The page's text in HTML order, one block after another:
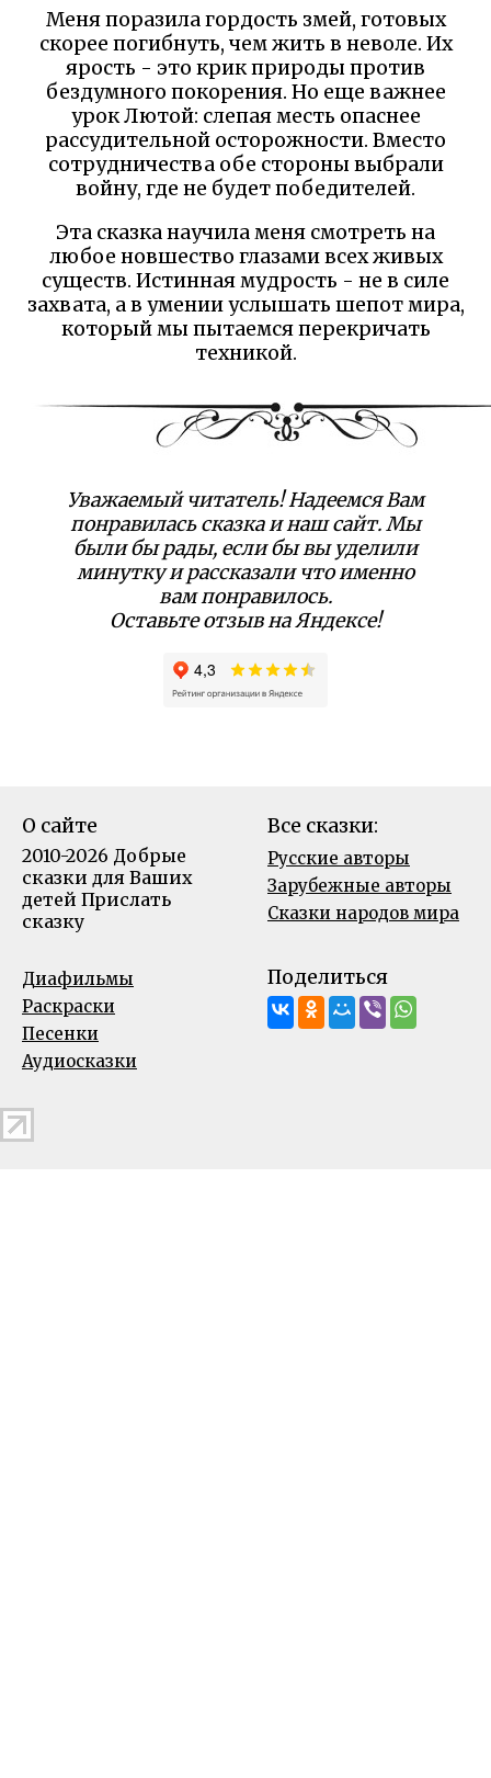
Меня поразила гордость змей, готовых
скорее погибнуть, чем жить в неволе. Их
ярость - это крик природы против
бездумного покорения. Но еще важнее
урок Лютой: слепая месть опаснее
рассудительной осторожности. Вместо
сотрудничества обе стороны выбрали
войну, где не будет победителей.
Эта сказка научила меня смотреть на
любое новшество глазами всех живых
существ. Истинная мудрость - не в силе
захвата, а в умении услышать шепот мира,
который мы пытаемся перекричать
техникой.
Уважаемый читатель! Надеемся Вам
понравилась сказка и наш сайт. Мы
были бы рады, если бы вы уделили
минутку и рассказали что именно
вам понравилось.
Оставьте отзыв на Яндексе!
О сайте
2010-2026 Добрые
сказки для Ваших
детей Прислать
сказку
Все сказки:
Русские авторы
Зарубежные авторы
Сказки народов мира
Диафильмы
Раскраски
Песенки
Аудиосказки
Поделиться